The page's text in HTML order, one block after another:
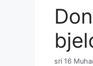
sri 16